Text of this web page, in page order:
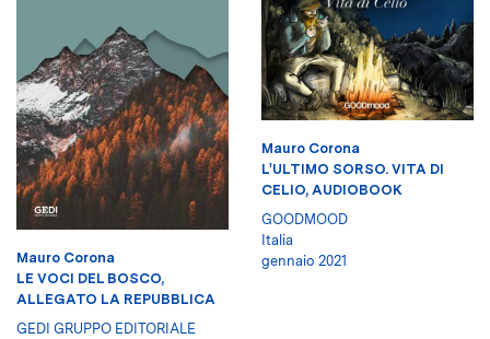
Mauro Corona
LE VOCI DEL BOSCO,
ALLEGATO LA REPUBBLICA
GEDI GRUPPO EDITORIALE
Mauro Corona
L'ULTIMO SORSO. VITA DI
CELIO, AUDIOBOOK
GOODMOOD
Italia
gennaio 2021